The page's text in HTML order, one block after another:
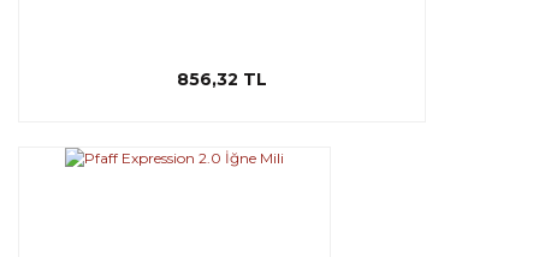
856,32 TL